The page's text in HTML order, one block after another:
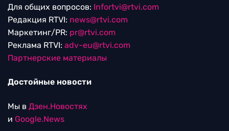
Для общих вопросов: Infortvi@rtvi.com
Редакция RTVI: news@rtvi.com
Маркетинг/PR: pr@rtvi.com
Реклама RTVI: adv-eu@rtvi.com
Партнерские материалы
Достойные новости
Мы в Дзен.Новостях
и Google.News